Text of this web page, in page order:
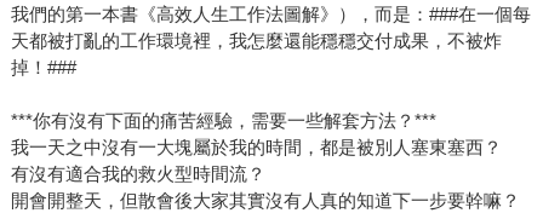
我們的第一本書《高效人生工作法圖解》），而是：###在一個每
天都被打亂的工作環境裡，我怎麼還能穩穩交付成果，不被炸
掉！###
***你有沒有下面的痛苦經驗，需要一些解套方法？***
我一天之中沒有一大塊屬於我的時間，都是被別人塞東塞西？
有沒有適合我的救火型時間流？
開會開整天，但散會後大家其實沒有人真的知道下一步要幹嘛？